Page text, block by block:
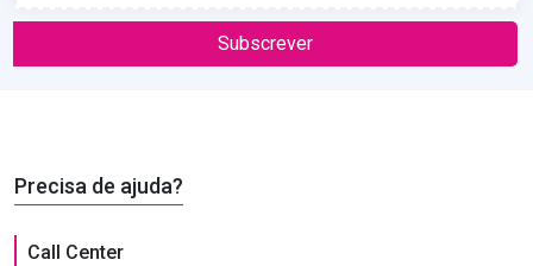
Subscrever
Precisa de ajuda?
Call Center